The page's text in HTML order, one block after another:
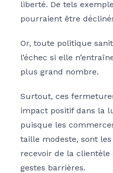
liberté. De tels
pourraient être
Or, toute politique
l’échec si elle
plus grand nombre.
Surtout, ces
impact positif dans la
puisque les
taille modeste, sont
recevoir de la clientèle
gestes barrières.